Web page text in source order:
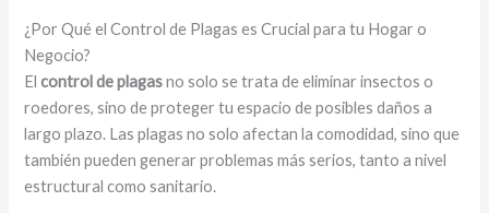
¿Por Qué el Control de Plagas es Crucial para tu Hogar o
Negocio?
Elcontrol de plagasno solo se trata de eliminar insectos o
roedores, sino de proteger tu espacio de posibles daños a
largo plazo. Las plagas no solo afectan la comodidad, sino que
también pueden generar problemas más serios, tanto a nivel
estructural como sanitario.